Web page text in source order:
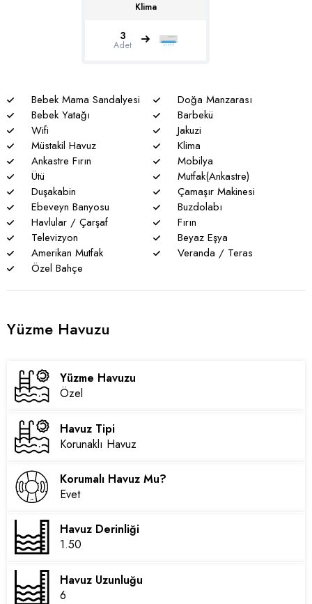
böcek, sinek vs. bulunma ihtimali vardır.
* Havuzu korunaklı villalarımızda sizlere %100 görünmeme
garantisi verememekteyiz. Bu villalarımızda her zaman %5
* Villalarımızda yaz aylarında yoğun nüfus artışı nedeniyle
nadiren de olsa elektrik ve su kesintileri yaşanabilmektedir.
Klima
3
Adet
Bebek Mama Sandalyesi
Doğa Manzarası
Bebek Yatağı
Barbekü
Wifi
Jakuzi
Müstakil Havuz
Klima
Ankastre Fırın
Mobilya
Ütü
Mutfak(Ankastre)
Duşakabin
Çamaşır Makinesi
Ebeveyn Banyosu
Buzdolabı
Havlular / Çarşaf
Fırın
Televizyon
Beyaz Eşya
Amerikan Mutfak
Veranda / Teras
Özel Bahçe
Yüzme Havuzu
Yüzme Havuzu
Özel
Havuz Tipi
Korunaklı Havuz
Korumalı Havuz Mu?
Evet
Havuz Derinliği
1.50
Havuz Uzunluğu
6